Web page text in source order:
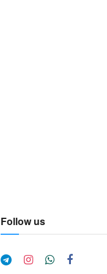
Follow us